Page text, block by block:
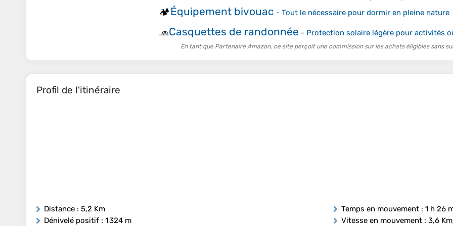
🏕️Équipement bivouac - Tout le nécessaire pour dormir en pleine nature
🧢Casquettes de randonnée - Protection solaire légère pour activités
En tant que Partenaire Amazon, ce site perçoit une commission sur les achats éligibles sans
Profil de l'itinéraire
Distance : 5,2 Km
Dénivelé positif : 1 324 m
Temps en mouvement: 1 h 26
Vitesse en mouvement: 3,6